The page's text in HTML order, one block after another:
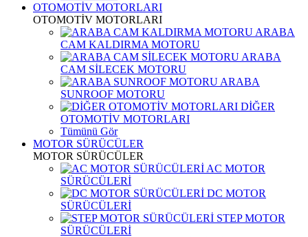
OTOMOTİV MOTORLARI
OTOMOTİV MOTORLARI
ARABA
CAM KALDIRMA MOTORU
ARABA
CAM SİLECEK MOTORU
ARABA
SUNROOF MOTORU
DİĞER
OTOMOTİV MOTORLARI
Tümünü Gör
MOTOR SÜRÜCÜLER
MOTOR SÜRÜCÜLER
AC MOTOR
SÜRÜCÜLERİ
DC MOTOR
SÜRÜCÜLERİ
STEP MOTOR
SÜRÜCÜLERİ